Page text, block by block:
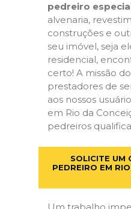
pedreiro
alvenaria,
construções e
seu imóvel, seja
residencial,
certo! A missão
prestadores de
aos nossos
em Rio da
pedreiros
SOLICITE UM
PEDREIRO EM
Um trabalho